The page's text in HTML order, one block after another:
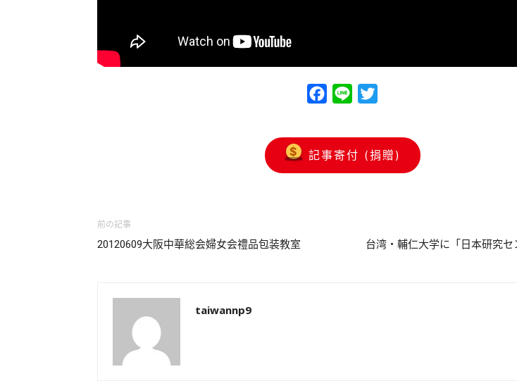
Facebook
Line
記事寄付 (捐贈)
前の記事
20120609大阪中華総会婦女会禮品包装教室 台湾・輔仁大学に「日本研究セ
taiwannp9